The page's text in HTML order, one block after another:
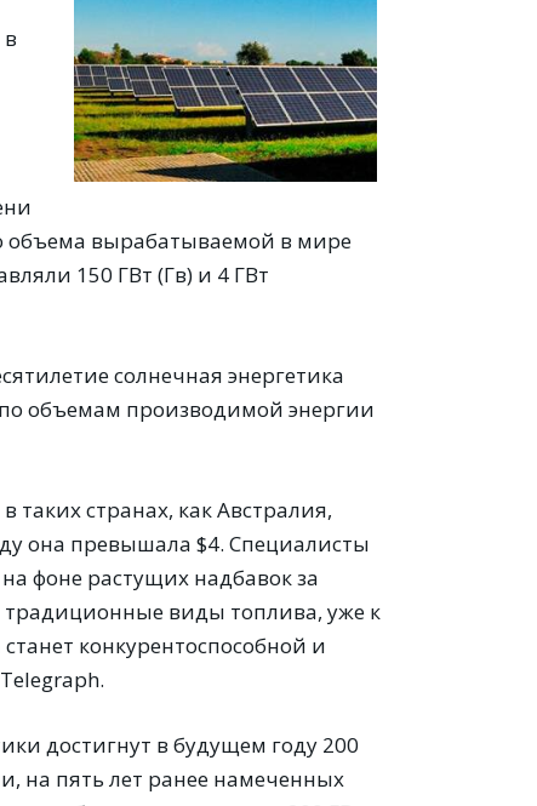
объема вырабатываемой в мире
150 ГВт (Гв) и 4 ГВт
солнечная энергетика
объемам производимой энергии
таких странах, как Австралия,
она превышала $4. Специалисты
фоне растущих надбавок за
традиционные виды топлива, уже к
конкурентоспособной и
достигнут в будущем году 200
на пять лет ранее намеченных